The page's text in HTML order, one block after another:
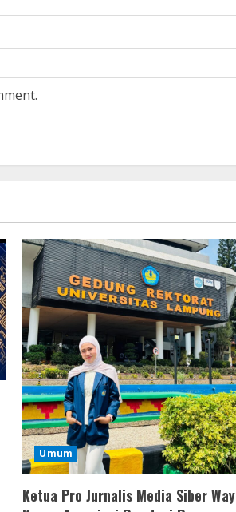
Umum
Ketua Pro Jurnalis Media Siber Way